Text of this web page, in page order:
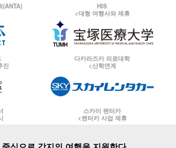
(ANTA)
HIS
<대형 여행사와 제휴
진
다카라즈카 의료대학
<산학연계
스카이 렌터카
<렌터카 사업 제휴